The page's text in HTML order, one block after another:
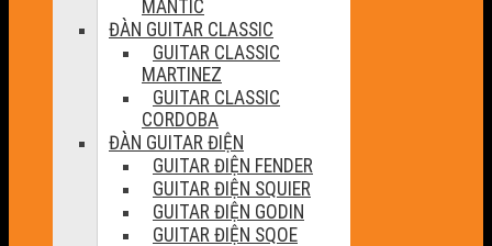
MANTIC
ĐÀN GUITAR CLASSIC
GUITAR CLASSIC
MARTINEZ
GUITAR CLASSIC
CORDOBA
ĐÀN GUITAR ĐIỆN
GUITAR ĐIỆN FENDER
GUITAR ĐIỆN SQUIER
GUITAR ĐIỆN GODIN
GUITAR ĐIỆN SQOE